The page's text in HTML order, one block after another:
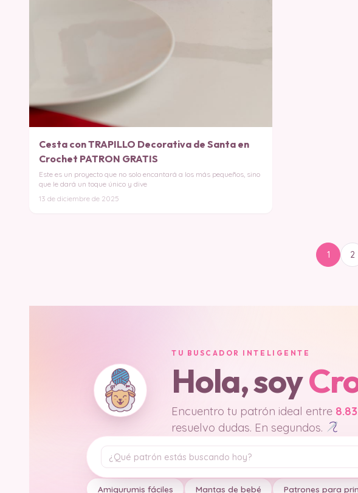
Cesta con TRAPILLO Decorativa de Santa en
Crochet PATRON GRATIS
Este es un proyecto que no solo encantará a los más pequeños, sino
que le dará un toque único y dive
13 de diciembre de 2025
1 2
TU BUSCADOR INTELIGENTE
Hola, soy
Encuentro tu patrón ideal entre
resuelvo dudas. En segundos.
Tu pregunta
Amigurumis fáciles Mantas de bebé Patrones para